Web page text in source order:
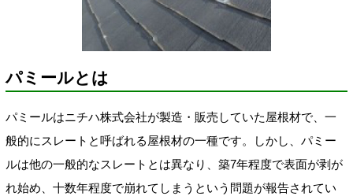
パミールとは
パミールはニチハ株式会社が製造・販売していた屋根材で、一
般的にスレートと呼ばれる屋根材の一種です。しかし、パミー
ルは他の一般的なスレートとは異なり、築7年程度で表面が剥が
れ始め、十数年程度で崩れてしまうという問題が報告されてい